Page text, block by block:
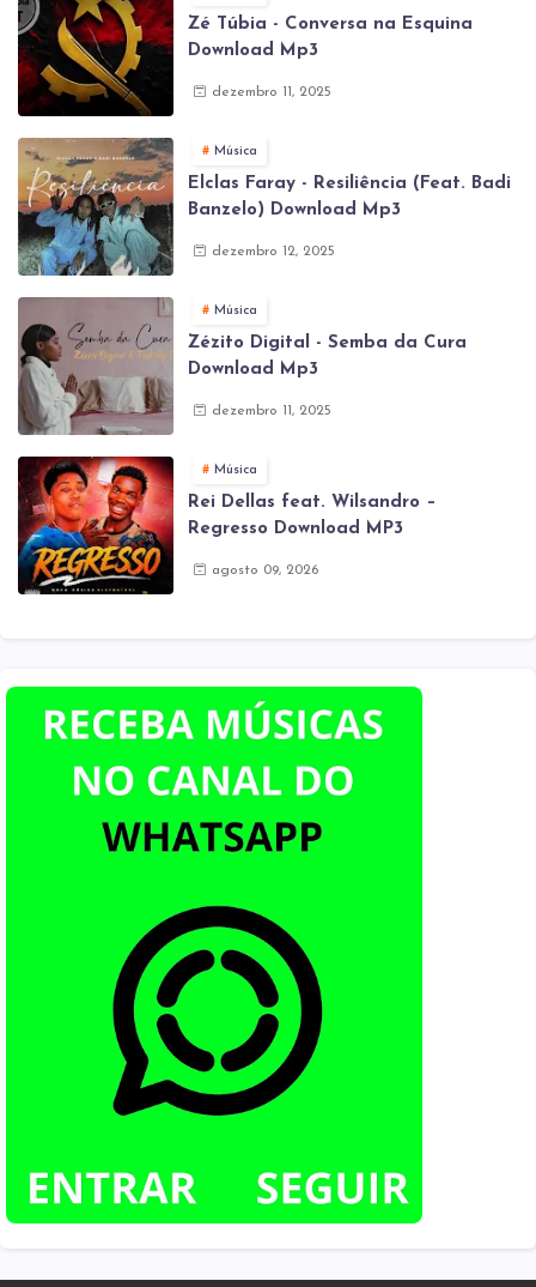
Zé Túbia - Conversa na Esquina
Download Mp3
dezembro 11, 2025
Música
Elclas Faray - Resiliência (Feat. Badi
Banzelo) Download Mp3
dezembro 12, 2025
Música
Zézito Digital - Semba da Cura
Download Mp3
dezembro 11, 2025
Música
Rei Dellas feat. Wilsandro –
Regresso Download MP3
agosto 09, 2026